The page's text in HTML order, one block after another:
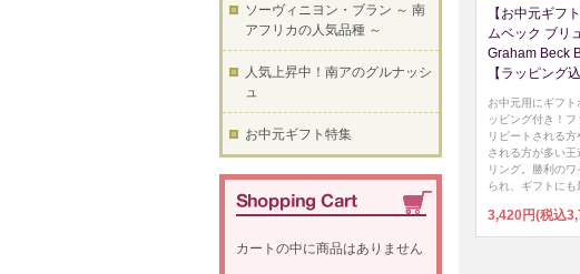
【お中元ギフ
ムベック ブリ
Graham Beck
【ラッピング込
お中元用にギフト
ッピング付き！フ
リピートされる方
される方が多い王
リング。勝利のワ
られ、ギフトにも
3,420円(税込
ソーヴィニヨン・ブラン ～ 南
アフリカの人気品種 ～
人気上昇中！南アのグルナッシ
ュ
お中元ギフト特集
カートの中に商品はありません